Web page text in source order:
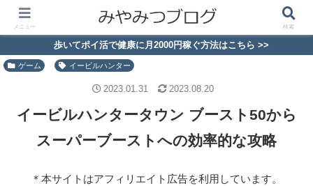
歩いてポイ活で健康に月2000円稼ぐ方法はこちら >>
ゲーム イービルハンター
イービルハンタータウン ブースト50から
スーパーブーストへの効率的な攻略
＊本サイトはアフィリエイト広告を利用しています。
2023.01.31 2023.08.20
メニュー 検索